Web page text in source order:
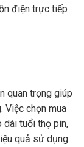
điện trực tiếp
quan trọng giúp
Việc chọn mua
dài tuổi thọ pin,
quả sử dụng.